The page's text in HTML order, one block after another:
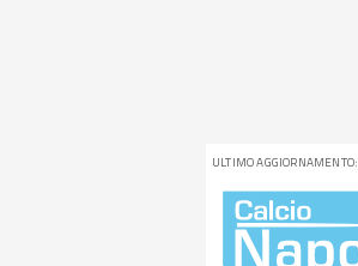
ULTIMO AGGIORNAMENTO: